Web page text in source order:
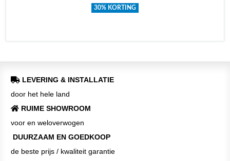
30% KORTING
LEVERING & INSTALLATIE
door het hele land
RUIME SHOWROOM
voor en weloverwogen
DUURZAAM EN GOEDKOOP
de beste prijs / kwaliteit garantie